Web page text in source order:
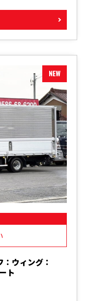
ウィング：
ト